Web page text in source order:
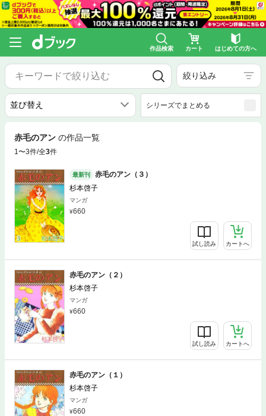
作品検索 カート はじめての方へ
絞り込み
シリーズでまとめる
赤毛のアン の作品一覧
1〜3件/全3件
最新刊
赤毛のアン（３）
杉本啓子
マンガ
660
試し読み カートへ
赤毛のアン（２）
杉本啓子
マンガ
660
試し読み カートへ
赤毛のアン（１）
杉本啓子
マンガ
660